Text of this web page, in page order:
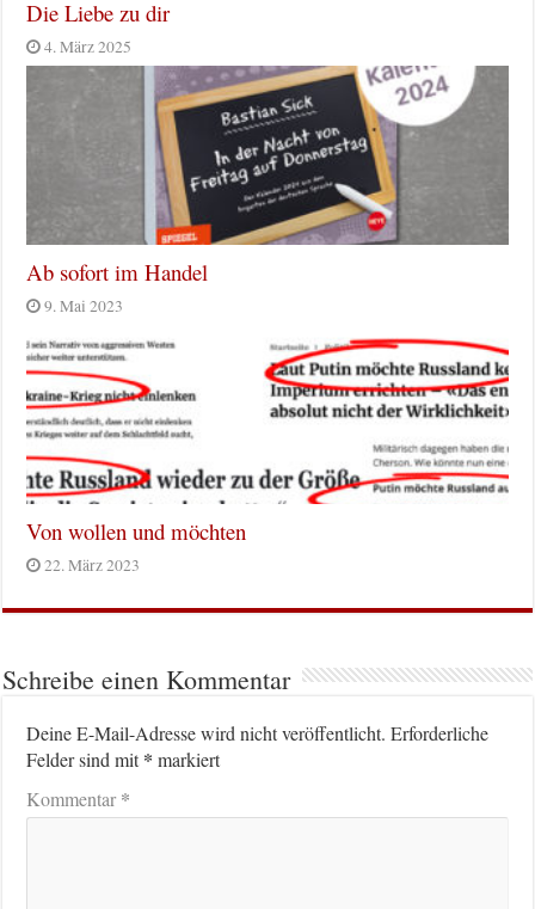
Die Liebe zu dir
4. März 2025
Ab sofort im Handel
9. Mai 2023
Von wollen und möchten
22. März 2023
Schreibe einen Kommentar
Deine E-Mail-Adresse wird nicht veröffentlicht. Erforderliche
Felder sind mit* markiert
Kommentar*